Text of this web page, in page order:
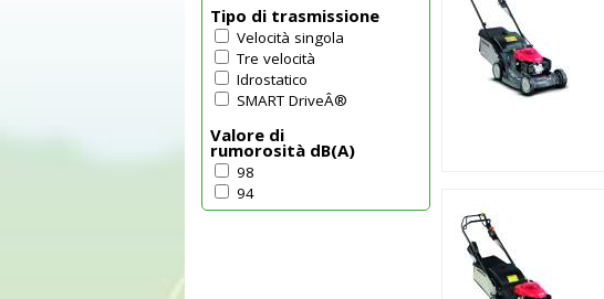
Tipo di trasmissione
Velocità singola
Tre velocità
Idrostatico
SMART DriveÂ®
Valore di
rumorosità dB(A)
98
94